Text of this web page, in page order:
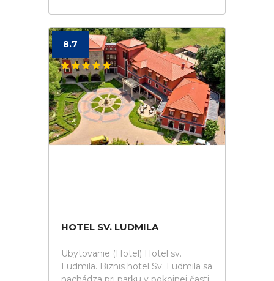
8.7
HOTEL SV. LUDMILA
Ubytovanie (Hotel) Hotel sv.
Ludmila. Biznis hotel Sv. Ludmila sa